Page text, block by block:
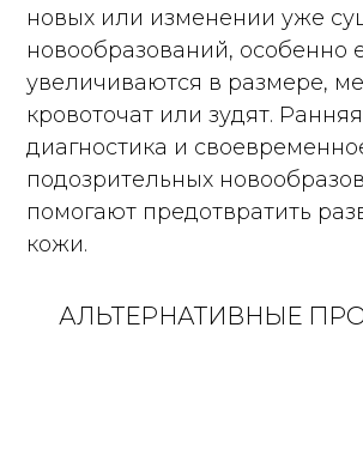
новых или изменении уже
новообразований, особенно
увеличиваются в размере,
кровоточат или зудят. Ранняя
диагностика и
подозрительных
помогают предотвратить
кожи.
АЛЬТЕРНАТИВНЫЕ